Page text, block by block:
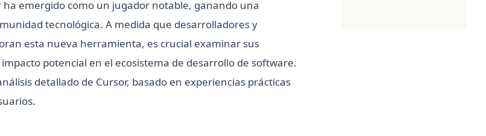
ha emergido como un jugador notable, ganando una
tecnológica. A medida que desarrolladores y
esta nueva herramienta, es crucial examinar sus
potencial en el ecosistema de desarrollo de software.
detallado de Cursor, basado en experiencias prácticas